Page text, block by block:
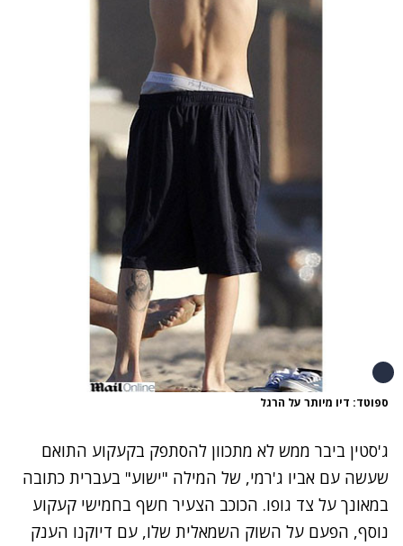
ספוטד: דיו מיותר על הרגל
ג'סטין ביבר ממש לא מתכוון להסתפק בקעקוע התואם
שעשה עם אביו ג'רמי, של המילה "ישוע" בעברית כתובה
במאונך על צד גופו. הכוכב הצעיר חשף בחמישי קעקוע
נוסף, הפעם על השוק השמאלית שלו, עם דיוקנו הענק